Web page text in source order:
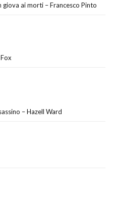
giova ai morti – Francesco Pinto
– Hazell Ward